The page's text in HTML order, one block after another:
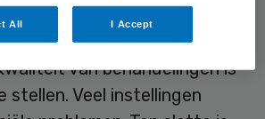
aldus de zorgverzekeraars.
aanbod versnipperd en te
van behandelingen is
stellen. Veel instellingen
All I Accept